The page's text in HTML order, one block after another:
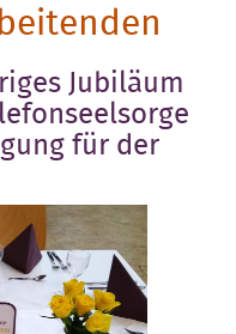
Jubiläum
für der